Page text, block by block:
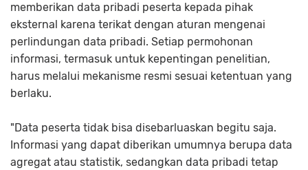
memberikan data pribadi peserta kepada pihak
eksternal karena terikat dengan aturan mengenai
perlindungan data pribadi. Setiap permohonan
informasi, termasuk untuk kepentingan penelitian,
harus melalui mekanisme resmi sesuai ketentuan yang
berlaku.
"Data peserta tidak bisa disebarluaskan begitu saja.
Informasi yang dapat diberikan umumnya berupa data
agregat atau statistik, sedangkan data pribadi tetap